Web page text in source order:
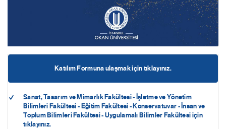
Katılım Formuna ulaşmak için tıklayınız.
Sanat, Tasarım ve Mimarlık Fakültesi - İşletme ve Yönetim
Bilimleri Fakültesi - Eğitim Fakültesi - Konservatuvar - İnsan ve
Toplum Bilimleri Fakültesi - Uygulamalı Bilimler Fakültesi için
tıklayınız.